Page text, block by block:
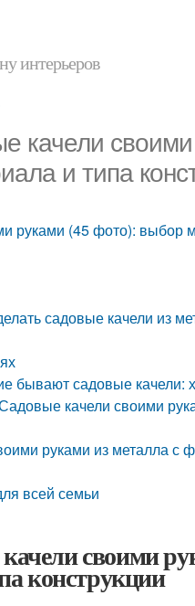
интерьеров
качели
и типа
руками (45 фото): выбор
садовые качели из
бывают садовые качели:
качели своими
руками из металла с
всей семьи
своими
конструкции